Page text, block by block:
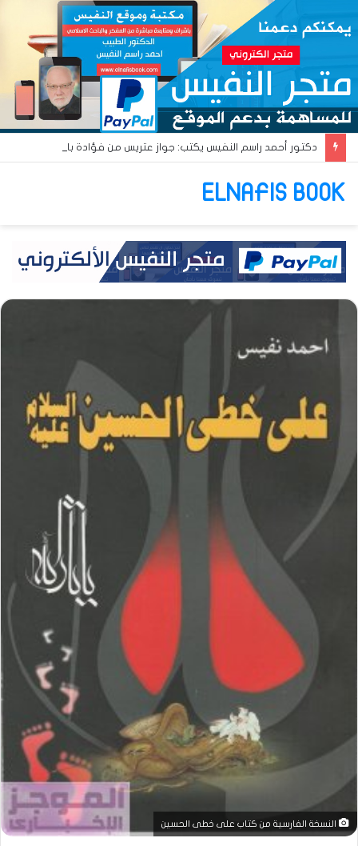
ELNAFIS BOOK
النسخة الفارسية من كتاب على خطى الحسين